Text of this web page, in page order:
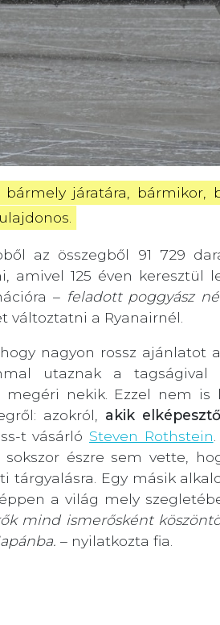
járatára, bármikor,
az összegből 91 729
amivel 125 éven keresztül
– feladott poggyász
változtatni a Ryanairnél.
nagyon rossz ajánlatot
utaznak a tagságival
nekik. Ezzel nem is
azokról, akik
t vásárló Steven Rothstein
észre sem vette,
tárgyalásra. Egy másik
a világ mely
mind ismerősként
– nyilatkozta fia.